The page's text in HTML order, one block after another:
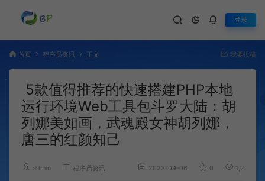
登录
首页 程序员资讯 正文 我要投稿
5款值得推荐的快速搭建PHP本地
运行环境Web工具包斗罗大陆：胡
列娜美如画，武魂殿女神胡列娜，
唐三的红颜知己
admin 程序员资讯 2023-09-06 0 1,257